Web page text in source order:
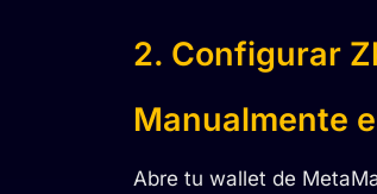
2. Configurar
Manualmente
Abre tu wallet de